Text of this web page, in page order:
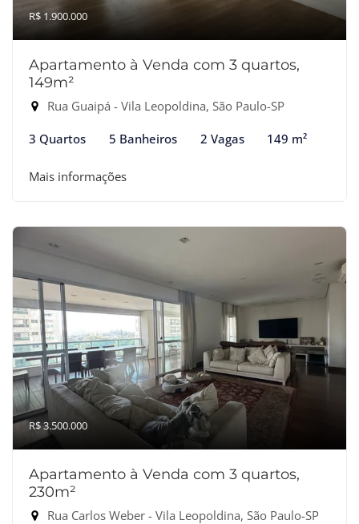
R$ 1.900.000
Apartamento à Venda com 3 quartos,
149m²
Rua Guaipá - Vila Leopoldina, São Paulo-SP
3 Quartos 5 Banheiros 2 Vagas 149 m²
Mais informações
R$ 3.500.000
Apartamento à Venda com 3 quartos,
230m²
Rua Carlos Weber - Vila Leopoldina, São Paulo-SP